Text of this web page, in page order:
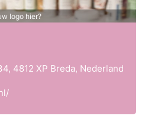
logo hier?
4812 XP Breda, Nederland